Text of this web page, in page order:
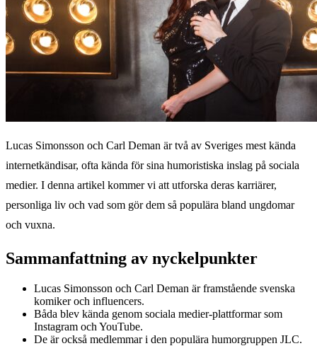
Lucas Simonsson och Carl Deman är två av Sveriges mest kända
internetkändisar, ofta kända för sina humoristiska inslag på sociala
medier. I denna artikel kommer vi att utforska deras karriärer,
personliga liv och vad som gör dem så populära bland ungdomar
och vuxna.
Sammanfattning av nyckelpunkter
Lucas Simonsson och Carl Deman är framstående svenska
komiker och influencers.
Båda blev kända genom sociala medier-plattformar som
Instagram och YouTube.
De är också medlemmar i den populära humorgruppen JLC.